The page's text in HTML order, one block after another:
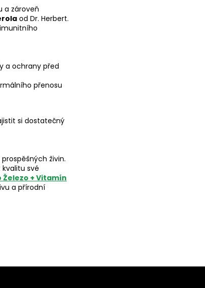
a zároveň
od Dr. Herbert.
a ochrany před
přenosu
si dostatečný
živin.
své
Železo + Vitamín
a přírodní